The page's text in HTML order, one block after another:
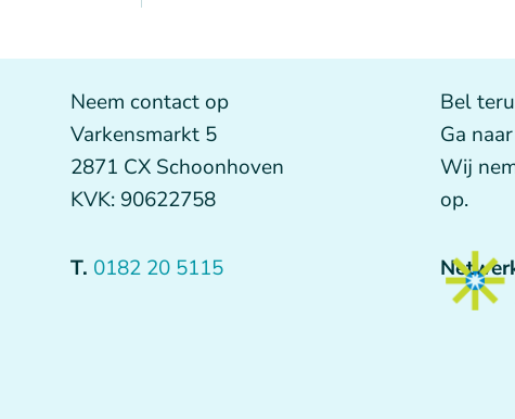
Neem contact op
Varkensmarkt 5
2871 CX Schoonhoven
KVK: 90622758
T. 0182 20 5115
Bel
Ga
Wij
op.